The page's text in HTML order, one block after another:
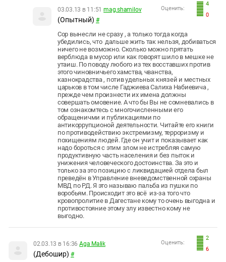
4
0
Оценить:
03.03.13 в 11:51 mag.shamilov
(Опытный) #
Сор вынесли не сразу , а только тогда когда
убедились, что дальше жить так нельзя, добиваться
ничего не возможно. Сколько можно прятать
верблюда в мусор или как говорят шило в мешке не
утаиш. По поводу любого из тех восставших против
этого чиновничьего хамства, чванства,
казнокрадства , потив удельных князей и местных
царьков в том числе Гаджиева Салиха Набиевича ,
прежде чем произнести их имена должны
совершать омовение. А что бы Вы не сомневались в
том ознакомтесь с многочисленными его
обращеничми и публикациями по
антикоррупционой деятельности. Читайте его книги
по противодействию экстремизму, терроризму и
похищениям людей. Где он учит и показывает как
надо бороться с этим злом не истребляя самую
продуктивную часть населения и без пыток и
унижения человеческого достоинства. За это и
только за это позицию с ликвидацией отдела был
преведён в Управление вневедомственной охраны
МВД по РД. Я это называю пальба из пушки по
воробьям. Происходит это всё из-за того что
кровопролитие в Дагестане кому то очень выгодна и
противостояние этому злу известно кому не
выгодно.
2
6
Оценить:
02.03.13 в 16:36 Aga Malik
(Дебошир) #